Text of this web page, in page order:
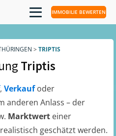
IMMOBILIE BEWERTEN
> TRIPTIS
Triptis
, Verkaufoder
anderen Anlass – der
Marktwert einer
geschätzt werden.